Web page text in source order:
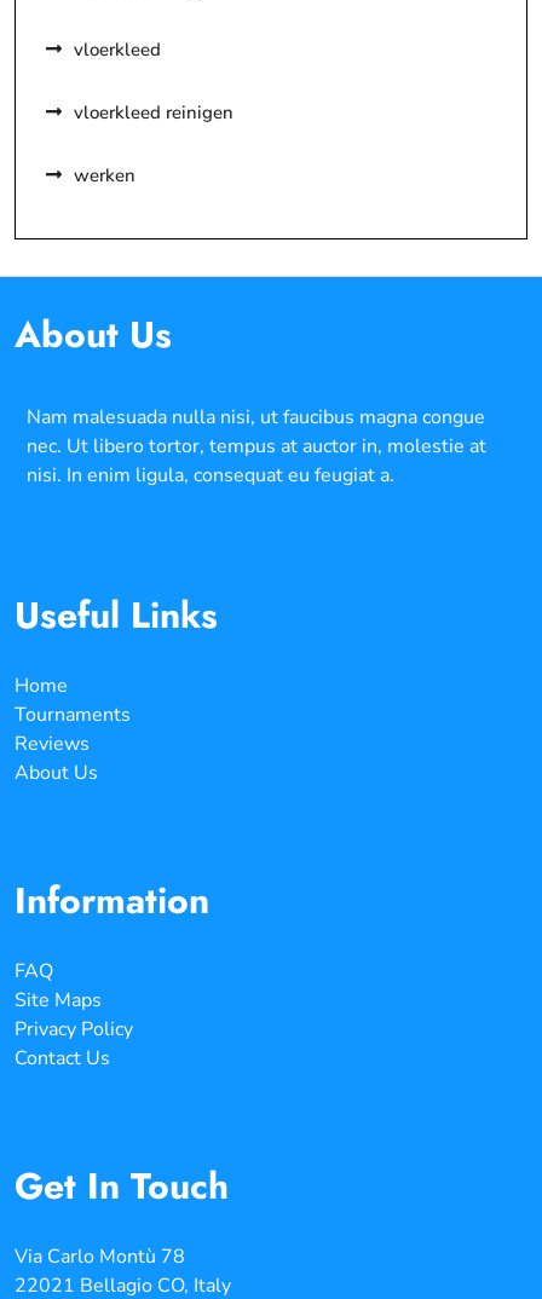
vloerkleed
vloerkleed reinigen
werken
About Us
Nam malesuada nulla nisi, ut faucibus magna congue
nec. Ut libero tortor, tempus at auctor in, molestie at
nisi. In enim ligula, consequat eu feugiat a.
Useful Links
Home
Tournaments
Reviews
About Us
Information
FAQ
Site Maps
Privacy Policy
Contact Us
Get In Touch
Via Carlo Montù 78
22021 Bellagio CO, Italy